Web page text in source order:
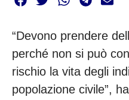
“Devono prendere
perché non si può
rischio la vita degli
popolazione civile”,